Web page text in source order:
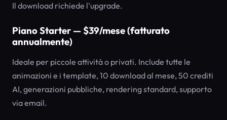
Il download richiede l'upgrade.
Piano Starter — $39/mese (fatturato
annualmente)
Ideale per piccole attività o privati. Include tutte le
animazioni e i template, 10 download al mese, 50 crediti
AI, generazioni pubbliche, rendering standard, supporto
via email.